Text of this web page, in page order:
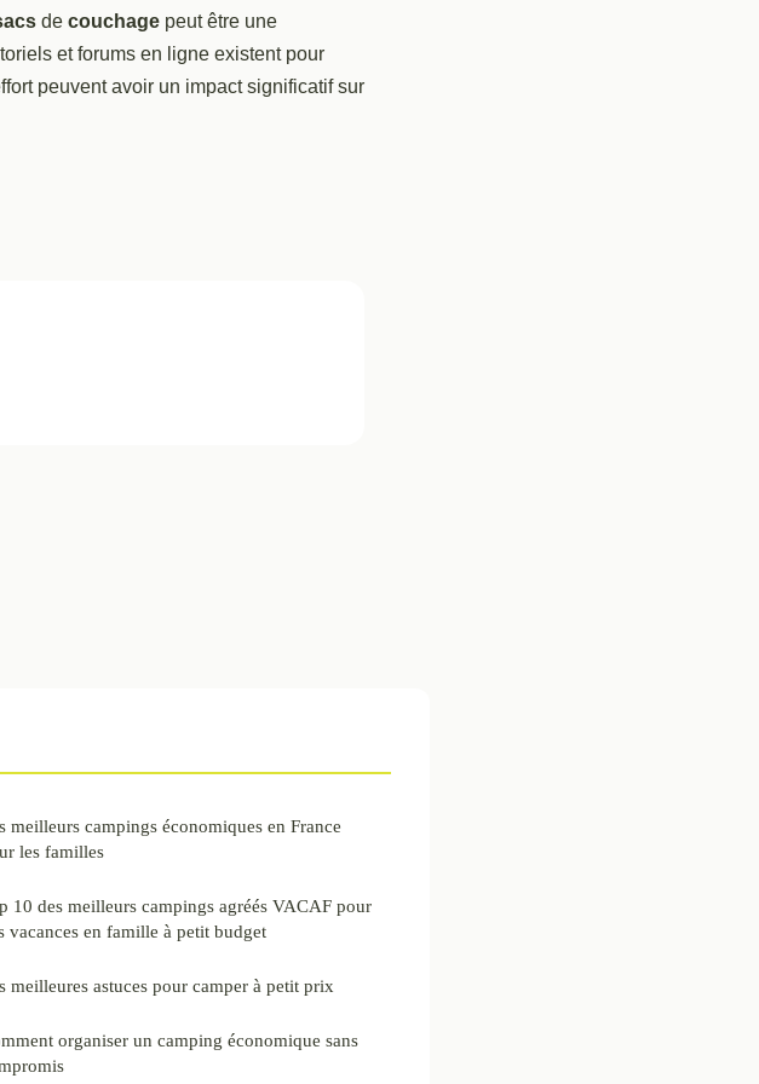
de couchage peut être une
et forums en ligne existent pour
peuvent avoir un impact significatif sur
meilleurs campings économiques en France
les familles
10 des meilleurs campings agréés VACAF pour
vacances en famille à petit budget
meilleures astuces pour camper à petit prix
organiser un camping économique sans